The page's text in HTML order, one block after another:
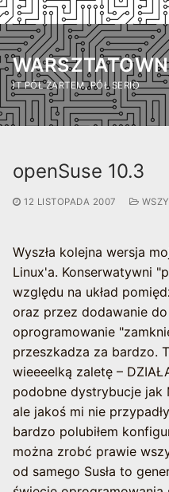
Przejdź
do
treści
IT PÓŁ ŻARTEM, PÓŁ SERIO
openSuse 10.3
12 LISTOPADA 2007
Wyszła kolejna wersja
Linux'a. Konserwatywni
względu na układ
oraz przez dodawanie
oprogramowanie
przeszkadza za bardzo.
wieeeelką zaletę –
podobne dystrybucje jak
ale jakoś mi nie
bardzo polubiłem
można zrobć prawie
od samego Susła to